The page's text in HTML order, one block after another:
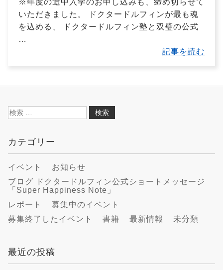
※年度の途中入学のお申し込みも、締め切らせて
いただきました。 ドクタードルフィンが最も魂
を込める、 ドクタードルフィン塾と双璧の公式
…
記事を読む
検
カテゴリー
イベント
お知らせ
ブログ ドクタードルフィン公式ショートメッセージ
「Super Happiness Note」
レポート
募集中のイベント
募集終了したイベント
書籍 最新情報 未分類
最近の投稿